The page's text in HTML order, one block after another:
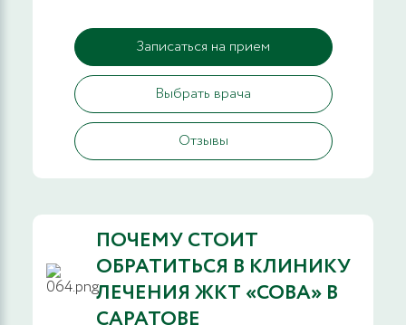
Записаться на прием
Выбрать врача
Отзывы
ПОЧЕМУ СТОИТ
ОБРАТИТЬСЯ В КЛИНИКУ
ЛЕЧЕНИЯ ЖКТ «СОВА» В